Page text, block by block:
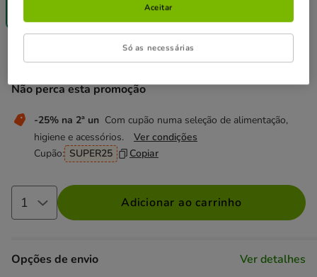
Não perca esta promoção
-25% na 2ª un Com cupão numa seleção de alimentação,
higiene e acessórios.
Ver condições
Cupão: SUPER25 Copiar
Preço 11.49€, 11.49 EUR por l
11.49€
Adicionar ao carrinho
Opções de envio Ver detalhes
Só as necessárias
Aceitar